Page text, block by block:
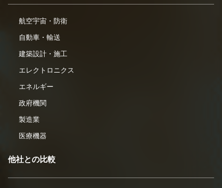
航空宇宙・防衛
自動車・輸送
建築設計・施工
エレクトロニクス
エネルギー
政府機関
製造業
医療機器
他社との比較